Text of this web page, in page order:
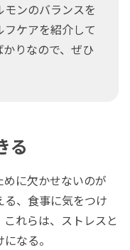
ンのバランスを
ケアを紹介して
りなので、ぜひ
る
に欠かせないのが
る、食事に気をつけ
れらは、ストレスと
なる。